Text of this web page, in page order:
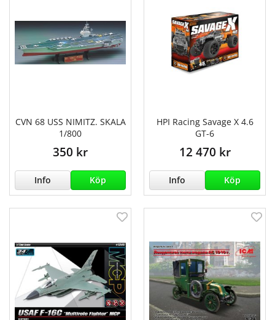
CVN 68 USS NIMITZ. SKALA
1/800
350 kr
Info Köp
HPI Racing Savage X 4.6
GT-6
12 470 kr
Info Köp